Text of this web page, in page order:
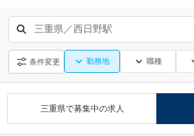
三重県／西日野駅
条件変更 勤務地 職種
三重県で募集中の求人